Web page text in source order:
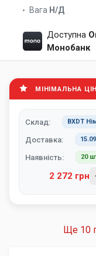
Вага Н/Д
Доступна
Монобанк
МІНІМАЛЬНА
Склад: BXDT
Доставка:
Наявність: 20
2 272 грн